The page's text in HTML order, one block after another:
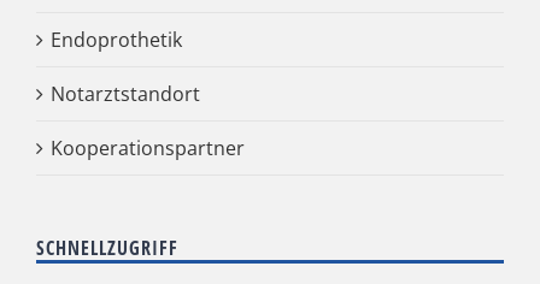
Endoprothetik
Notarztstandort
Kooperationspartner
SCHNELLZUGRIFF